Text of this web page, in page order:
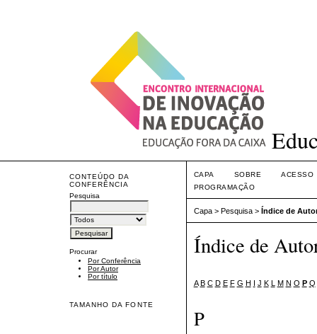
CONTEÚDO DA
CONFERÊNCIA
Pesquisa
Procurar
Por Conferência
Por Autor
Por título
TAMANHO DA FONTE
CAPA SOBRE
ACESSO
PROGRAMAÇÃO
Capa> Pesquisa> Índice de
Índice de
A B C D E F G H I J K L M N O P Q
P